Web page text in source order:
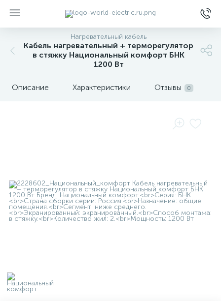
Нагревательный кабель
Кабель нагревательный + терморегулятор
в стяжку Национальный комфорт БНК
1200 Вт
Описание Характеристики Отзывы 0